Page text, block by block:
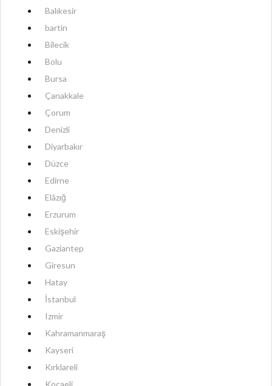
Balıkesir
bartin
Bilecik
Bolu
Bursa
Çanakkale
Çorum
Denizli
Diyarbakır
Düzce
Edirne
Elâzığ
Erzurum
Eskişehir
Gaziantep
Giresun
Hatay
İstanbul
Izmir
Kahramanmaraş
Kayseri
Kırklareli